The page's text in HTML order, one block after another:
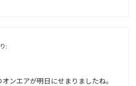
:
ンエアが明日にせまりましたね。